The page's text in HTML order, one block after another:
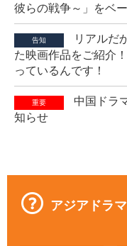
彼らの戦争～」をベ
告知
リアルだ
た映画作品をご紹介
っているんです！
重要
中国ドラ
知らせ
アジアドラ